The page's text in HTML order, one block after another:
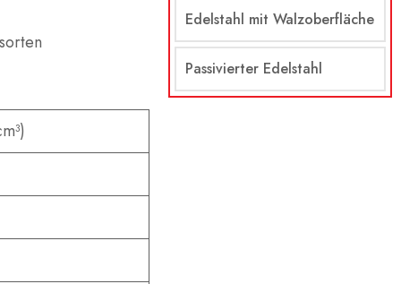
Edelstahl mit Walzoberfläche
Passivierter Edelstahl